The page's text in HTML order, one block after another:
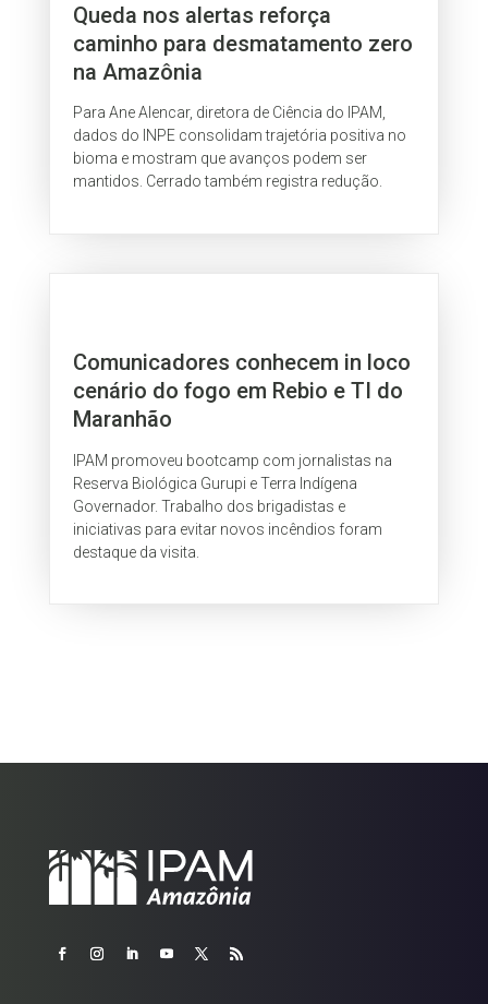
Queda nos alertas reforça
caminho para desmatamento zero
na Amazônia
Para Ane Alencar, diretora de Ciência do IPAM,
dados do INPE consolidam trajetória positiva no
bioma e mostram que avanços podem ser
mantidos. Cerrado também registra redução.
Comunicadores conhecem in loco
cenário do fogo em Rebio e TI do
Maranhão
IPAM promoveu bootcamp com jornalistas na
Reserva Biológica Gurupi e Terra Indígena
Governador. Trabalho dos brigadistas e
iniciativas para evitar novos incêndios foram
destaque da visita.